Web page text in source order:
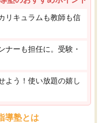
リキュラムも教師も信
ナーも担任に。受験・
よう！使い放題の嬉し
導塾とは